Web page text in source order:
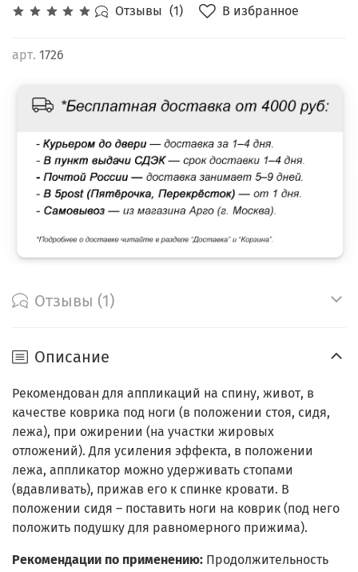
Отзывы (1) В избранное
арт. 1726
Отзывы (1)
Описание
Рекомендован для аппликаций на спину, живот, в
качестве коврика под ноги (в положении стоя, сидя,
лежа), при ожирении (на участки жировых
отложений). Для усиления эффекта, в положении
лежа, аппликатор можно удерживать стопами
(вдавливать), прижав его к спинке кровати. В
положении сидя – поставить ноги на коврик (под него
положить подушку для равномерного прижима).
Рекомендации по применению: Продолжительность